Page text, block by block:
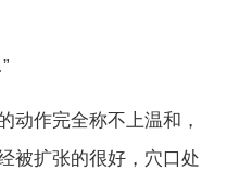
动作完全称不上温和，
被扩张的很好，穴口处